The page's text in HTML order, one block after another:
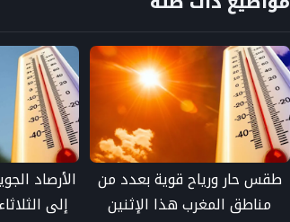
طقس حار ورياح قوية بعدد من
مناطق المغرب هذا الإثنين
الأرصاد
إلى